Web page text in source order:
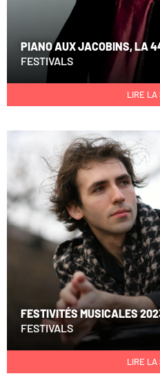
PIANO AUX JACOBINS, LA
FESTIVALS
LIRE LA
FESTIVITÉS MUSICALES
FESTIVALS
LIRE LA